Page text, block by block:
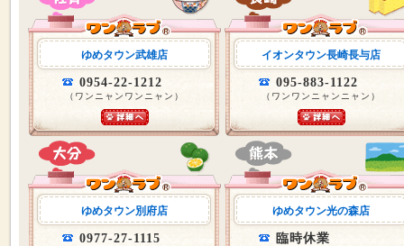
ゆめタウン武雄店
0954-22-1212
（ワンニャンワンニャン）
イオンタウン長崎長与店
095-883-1122
（ワンワンニャンニャン）
ゆめタウン別府店
0977-27-1115
ゆめタウン光の森店
臨時休業